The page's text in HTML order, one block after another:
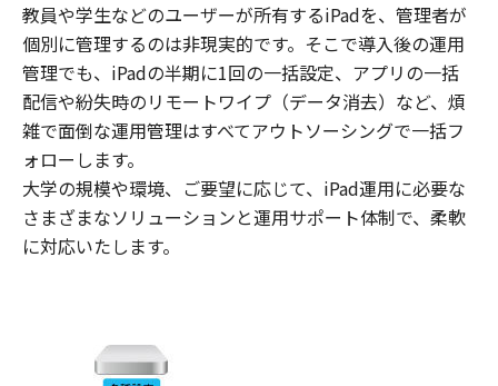
教員や学生などのユーザーが所有するiPadを、管理者が
個別に管理するのは非現実的です。そこで導入後の運用
管理でも、iPadの半期に1回の一括設定、アプリの一括
配信や紛失時のリモートワイプ（データ消去）など、煩
雑で面倒な運用管理はすべてアウトソーシングで一括フ
ォローします。
大学の規模や環境、ご要望に応じて、iPad運用に必要な
さまざまなソリューションと運用サポート体制で、柔軟
に対応いたします。